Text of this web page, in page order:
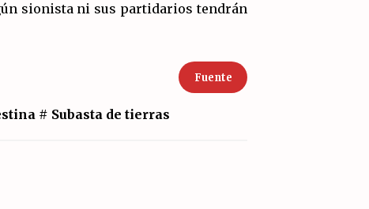
sionista ni sus partidarios tendrán
Fuente
# Subasta de tierras